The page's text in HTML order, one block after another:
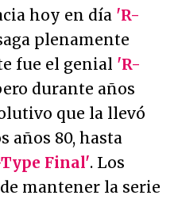
hoy en día 'R-
plenamente
fue el genial 'R-
durante años
que la llevó
años 80, hasta
Final'. Los
mantener la serie